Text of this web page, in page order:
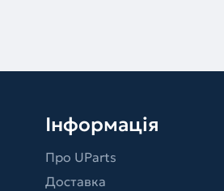
Інформація
Про UParts
Доставка